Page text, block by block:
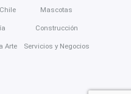
Arte
Mascotas
Construcción
Servicios y Negocios